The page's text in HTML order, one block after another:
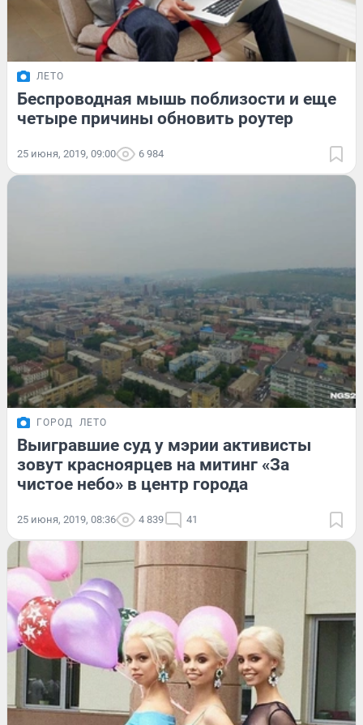
ЛЕТО
Беспроводная мышь поблизости и еще
четыре причины обновить роутер
25 июня, 2019, 09:00 6 984
ГОРОД ЛЕТО
Выигравшие суд у мэрии активисты
зовут красноярцев на митинг «За
чистое небо» в центр города
25 июня, 2019, 08:36 4 839 41